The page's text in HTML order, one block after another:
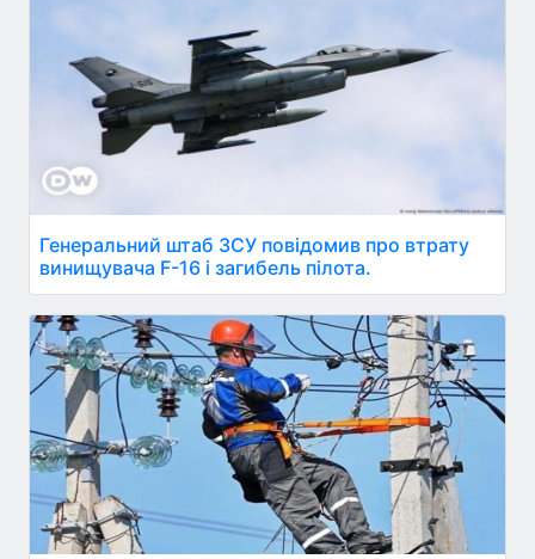
Генеральний штаб ЗСУ повідомив про втрату
винищувача F-16 і загибель пілота.